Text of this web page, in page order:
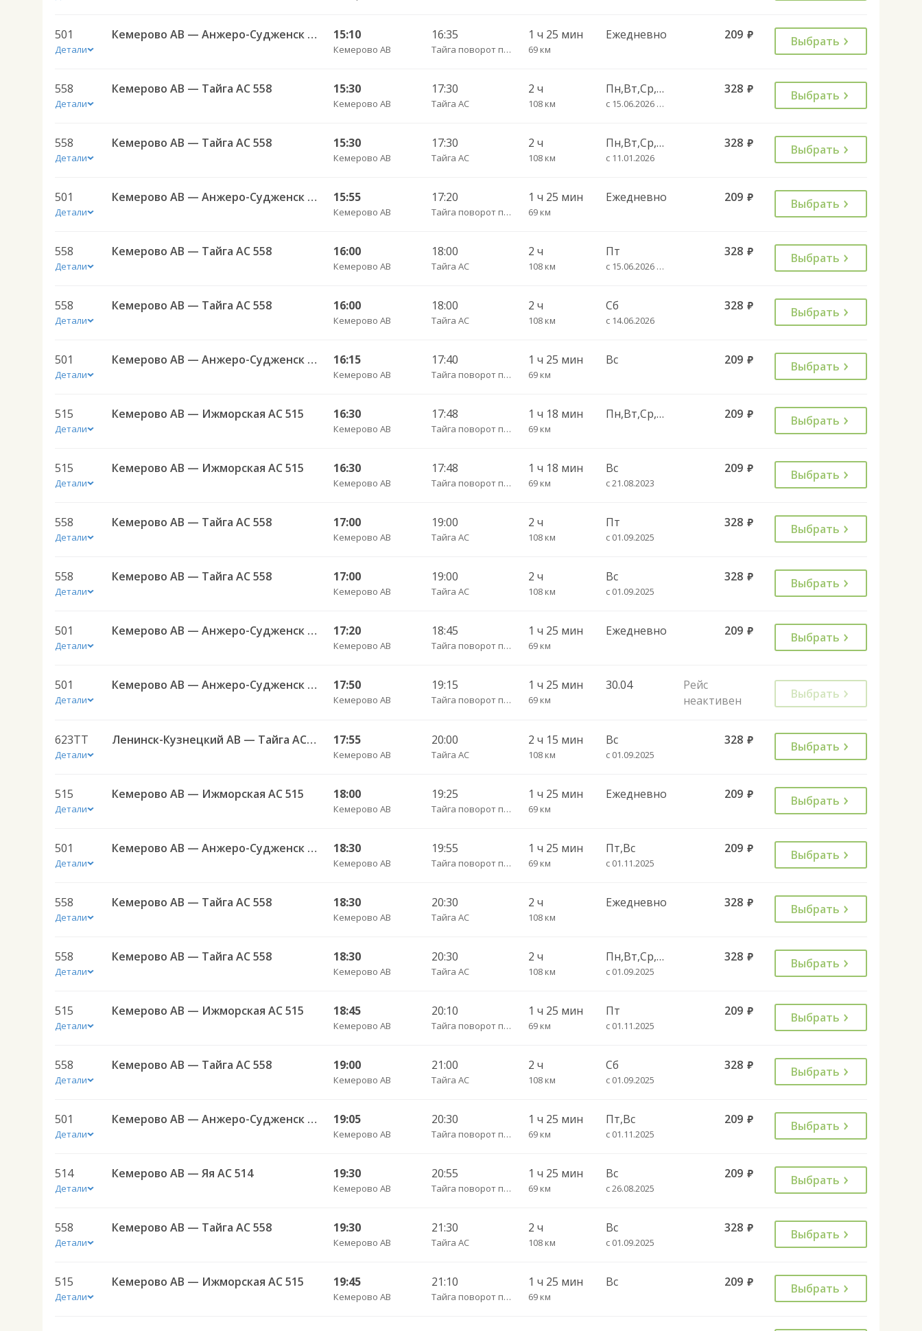
501
Детали
Кемерово АВ — Анжеро-Судженск АС 501 15:10
Кемерово АВ
16:35
Тайга поворот пов.
1 ч 25 мин
69 км
Ежедневно 209 руб. Выбрать
558
Детали
Кемерово АВ — Тайга АС 558 15:30
Кемерово АВ
17:30
Тайга АС
2 ч
108 км
Пн,Вт,Ср,Чт,Сб
с 15.06.2026 до 30.08.2026
328 руб. Выбрать
558
Детали
Кемерово АВ — Тайга АС 558 15:30
Кемерово АВ
17:30
Тайга АС
2 ч
108 км
Пн,Вт,Ср,Чт,Пт
с 11.01.2026
328 руб. Выбрать
501
Детали
Кемерово АВ — Анжеро-Судженск АС 501 15:55
Кемерово АВ
17:20
Тайга поворот пов.
1 ч 25 мин
69 км
Ежедневно 209 руб. Выбрать
558
Детали
Кемерово АВ — Тайга АС 558 16:00
Кемерово АВ
18:00
Тайга АС
2 ч
108 км
Пт
с 15.06.2026 до 30.08.2026
328 руб. Выбрать
558
Детали
Кемерово АВ — Тайга АС 558 16:00
Кемерово АВ
18:00
Тайга АС
2 ч
108 км
Сб
с 14.06.2026
328 руб. Выбрать
501
Детали
Кемерово АВ — Анжеро-Судженск АС 501 16:15
Кемерово АВ
17:40
Тайга поворот пов.
1 ч 25 мин
69 км
Вс 209 руб. Выбрать
515
Детали
Кемерово АВ — Ижморская АС 515 16:30
Кемерово АВ
17:48
Тайга поворот пов.
1 ч 18 мин
69 км
Пн,Вт,Ср,Чт,Пт,Сб 209 руб. Выбрать
515
Детали
Кемерово АВ — Ижморская АС 515 16:30
Кемерово АВ
17:48
Тайга поворот пов.
1 ч 18 мин
69 км
Вс
с 21.08.2023
209 руб. Выбрать
558
Детали
Кемерово АВ — Тайга АС 558 17:00
Кемерово АВ
19:00
Тайга АС
2 ч
108 км
Пт
с 01.09.2025
328 руб. Выбрать
558
Детали
Кемерово АВ — Тайга АС 558 17:00
Кемерово АВ
19:00
Тайга АС
2 ч
108 км
Вс
с 01.09.2025
328 руб. Выбрать
501
Детали
Кемерово АВ — Анжеро-Судженск АС 501 17:20
Кемерово АВ
18:45
Тайга поворот пов.
1 ч 25 мин
69 км
Ежедневно 209 руб. Выбрать
501
Детали
Кемерово АВ — Анжеро-Судженск АС 501 17:50
Кемерово АВ
19:15
Тайга поворот пов.
1 ч 25 мин
69 км
30.04
Рейс
неактивен
Выбрать
623ТТ
Детали
Ленинск-Кузнецкий АВ — Тайга АС 623ТТ 17:55
Кемерово АВ
20:00
Тайга АС
2 ч 15 мин
108 км
Вс
с 01.09.2025
328 руб. Выбрать
515
Детали
Кемерово АВ — Ижморская АС 515 18:00
Кемерово АВ
19:25
Тайга поворот пов.
1 ч 25 мин
69 км
Ежедневно 209 руб. Выбрать
501
Детали
Кемерово АВ — Анжеро-Судженск АС 501 18:30
Кемерово АВ
19:55
Тайга поворот пов.
1 ч 25 мин
69 км
Пт,Вс
с 01.11.2025
209 руб. Выбрать
558
Детали
Кемерово АВ — Тайга АС 558 18:30
Кемерово АВ
20:30
Тайга АС
2 ч
108 км
Ежедневно 328 руб. Выбрать
558
Детали
Кемерово АВ — Тайга АС 558 18:30
Кемерово АВ
20:30
Тайга АС
2 ч
108 км
Пн,Вт,Ср,Чт,Пт,Вс
с 01.09.2025
328 руб. Выбрать
515
Детали
Кемерово АВ — Ижморская АС 515 18:45
Кемерово АВ
20:10
Тайга поворот пов.
1 ч 25 мин
69 км
Пт
с 01.11.2025
209 руб. Выбрать
558
Детали
Кемерово АВ — Тайга АС 558 19:00
Кемерово АВ
21:00
Тайга АС
2 ч
108 км
Сб
с 01.09.2025
328 руб. Выбрать
501
Детали
Кемерово АВ — Анжеро-Судженск АС 501 19:05
Кемерово АВ
20:30
Тайга поворот пов.
1 ч 25 мин
69 км
Пт,Вс
с 01.11.2025
209 руб. Выбрать
514
Детали
Кемерово АВ — Яя АС 514 19:30
Кемерово АВ
20:55
Тайга поворот пов.
1 ч 25 мин
69 км
Вс
с 26.08.2025
209 руб. Выбрать
558
Детали
Кемерово АВ — Тайга АС 558 19:30
Кемерово АВ
21:30
Тайга АС
2 ч
108 км
Вс
с 01.09.2025
328 руб. Выбрать
515
Детали
Кемерово АВ — Ижморская АС 515 19:45
Кемерово АВ
21:10
Тайга поворот пов.
1 ч 25 мин
69 км
Вс 209 руб. Выбрать